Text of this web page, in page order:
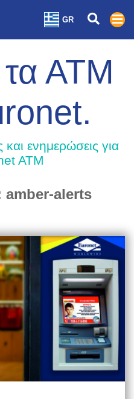
GR
τα ΑΤΜ
ενημερώσεις για
ATM
amber-alerts